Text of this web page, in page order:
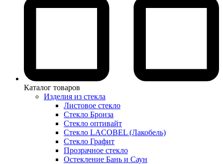
Каталог товаров
Изделия из стекла
Листовое стекло
Стекло Бронза
Стекло оптивайт
Стекло LACOBEL (Лакобель)
Стекло Графит
Прозрачное стекло
Остекление Бань и Саун